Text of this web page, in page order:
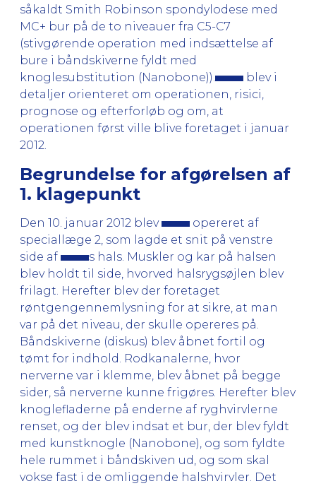
såkaldt Smith Robinson spondylodese med
MC+ bur på de to niveauer fra C5-C7
(stivgørende operation med indsættelse af
bure i båndskiverne fyldt med
knoglesubstitution (Nanobone)).
blev i
detaljer orienteret om operationen, risici,
prognose og efterforløb og om, at
operationen først ville blive foretaget i januar
2012.
Begrundelse for afgørelsen af
1. klagepunkt
Den 10. januar 2012 blev
opereret af
speciallæge 2, som lagde et snit på venstre
side af
s hals. Muskler og kar på halsen
blev holdt til side, hvorved halsrygsøjlen blev
frilagt. Herefter blev der foretaget
røntgengennemlysning for at sikre, at man
var på det niveau, der skulle opereres på.
Båndskiverne (diskus) blev åbnet fortil og
tømt for indhold. Rodkanalerne, hvor
nerverne var i klemme, blev åbnet på begge
sider, så nerverne kunne frigøres. Herefter blev
knoglefladerne på enderne af ryghvirvlerne
renset, og der blev indsat et bur, der blev fyldt
med kunstknogle (Nanobone), og som fyldte
hele rummet i båndskiven ud, og som skal
vokse fast i de omliggende halshvirvler. Det